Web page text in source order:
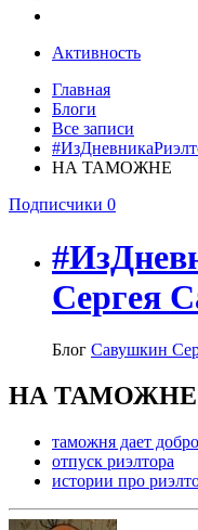
Активность
Главная
Блоги
Все записи
НА ТАМОЖНЕ
Подписчики 0
Сергея
Блог Савушкин
НА ТАМОЖНЕ
таможня дает добро
отпуск риэлтора
истории про